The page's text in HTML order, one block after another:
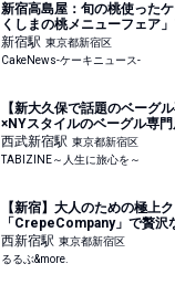
新宿高島屋：旬の桃使った
くしまの桃メニューフェア
新宿駅 東京都新宿区
CakeNews-ケーキニュース-
【新大久保で話題のベーグ
×NYスタイルのベーグル専
LAB」の人気TOP3を実食レ
西武新宿駅 東京都新宿区
TABIZINE～人生に旅心を～
【新宿】大人のための極上
「CrepeCompany」で贅沢
&more.
西新宿駅 東京都新宿区
るるぶ&more.